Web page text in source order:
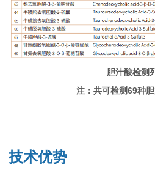
胆汁酸检测
注：共可检测69种
技术优势